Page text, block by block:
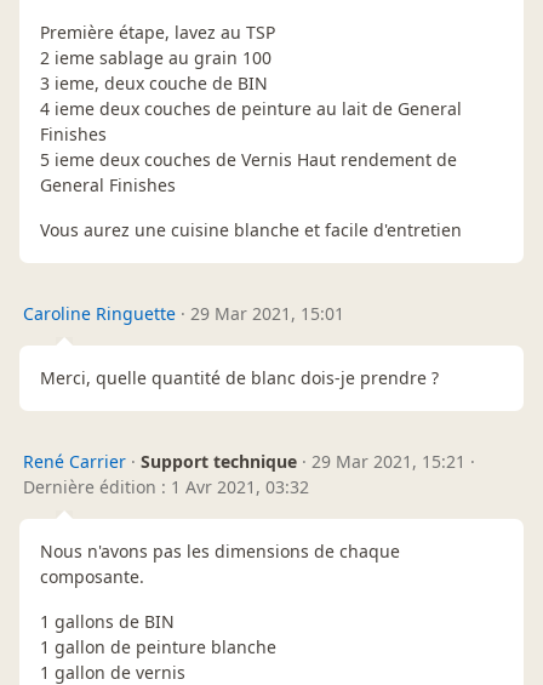
Première étape, lavez au TSP
2 ieme sablage au grain 100
3 ieme, deux couche de BIN
4 ieme deux couches de peinture au lait de General
Finishes
5 ieme deux couches de Vernis Haut rendement de
General Finishes
Vous aurez une cuisine blanche et facile d'entretien
Caroline Ringuette · 29 Mar 2021, 15:01
Merci, quelle quantité de blanc dois-je prendre ?
René Carrier · Support technique · 29 Mar 2021, 15:21 ·
Dernière édition : 1 Avr 2021, 03:32
Nous n'avons pas les dimensions de chaque
composante.
1 gallons de BIN
1 gallon de peinture blanche
1 gallon de vernis